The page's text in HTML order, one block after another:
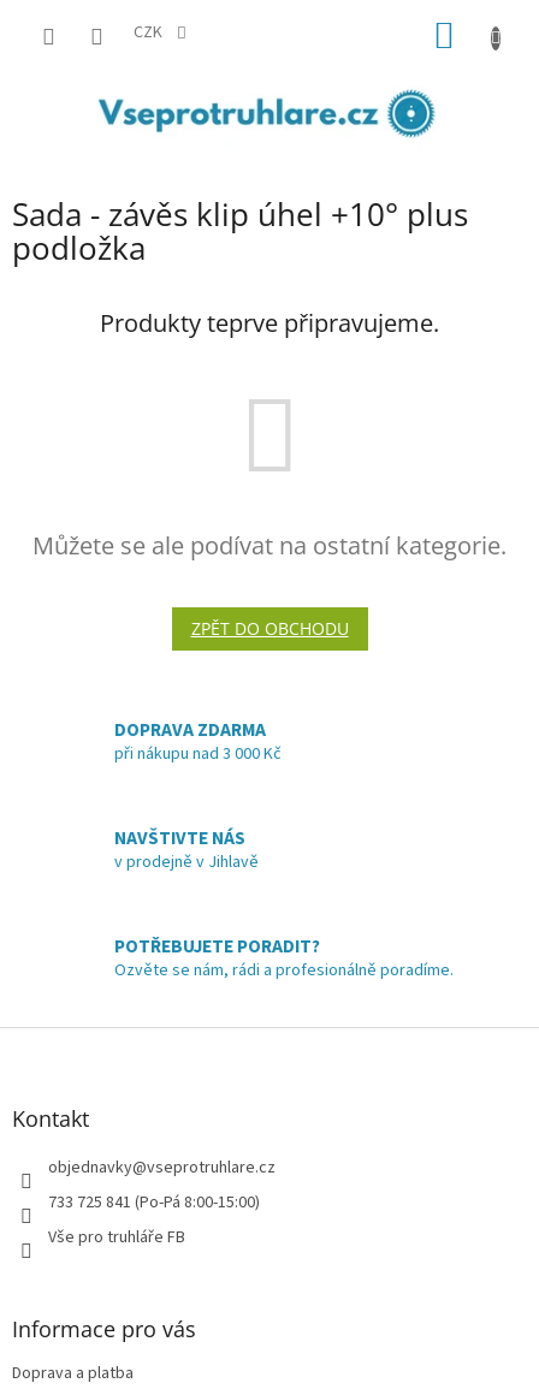
CZK
Sada - závěs klip úhel +10° plus
podložka
Produkty teprve připravujeme.
Můžete se ale podívat na ostatní kategorie.
ZPĚT DO OBCHODU
DOPRAVA ZDARMA
při nákupu nad 3 000 Kč
NAVŠTIVTE NÁS
v prodejně v Jihlavě
POTŘEBUJETE PORADIT?
Ozvěte se nám, rádi a profesionálně poradíme.
Z
Kontakt
objednavky@vseprotruhlare.cz
733 725 841 (Po-Pá 8:00-15:00)
Vše pro truhláře FB
Informace pro vás
Doprava a platba